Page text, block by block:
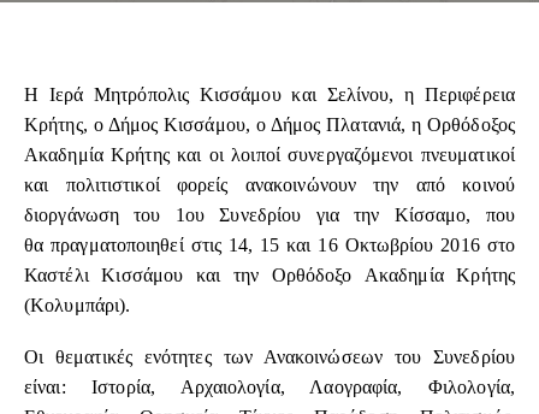
Η Ιερά Μητρόπολις Κισσάμου και Σελίνου, η Περιφέρεια
Κρήτης, ο Δήμος Κισσάμου, ο Δήμος Πλατανιά, η Ορθόδοξος
Ακαδημία Κρήτης και οι λοιποί συνεργαζόμενοι πνευματικοί
και πολιτιστικοί φορείς ανακοινώνουν την από κοινού
διοργάνωση του 1ου Συνεδρίου για την Κίσσαμο, που
θα πραγματοποιηθεί στις 14, 15 και 16 Οκτωβρίου 2016 στο
Καστέλι Κισσάμου και την Ορθόδοξο Ακαδημία Κρήτης
(Κολυμπάρι).
Οι θεματικές ενότητες των Ανακοινώσεων του Συνεδρίου
είναι: Ιστορία, Αρχαιολογία, Λαογραφία, Φιλολογία,